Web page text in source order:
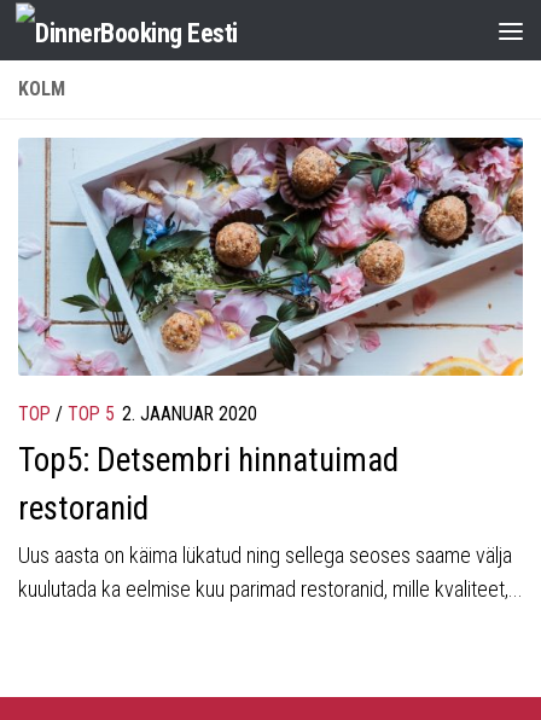
KOLM
TOP / TOP 5 2. JAANUAR 2020
Top5: Detsembri hinnatuimad
restoranid
Uus aasta on käima lükatud ning sellega seoses saame välja
kuulutada ka eelmise kuu parimad restoranid, mille kvaliteet,...